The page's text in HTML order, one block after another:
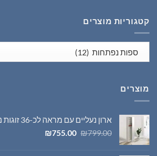
קטגוריות מוצרים
מוצרים
ארון נעליים עם מראה לכ-36 זוגות נעליים בצבע לבן
₪799.00
המחיר ₪755.00
המחיר